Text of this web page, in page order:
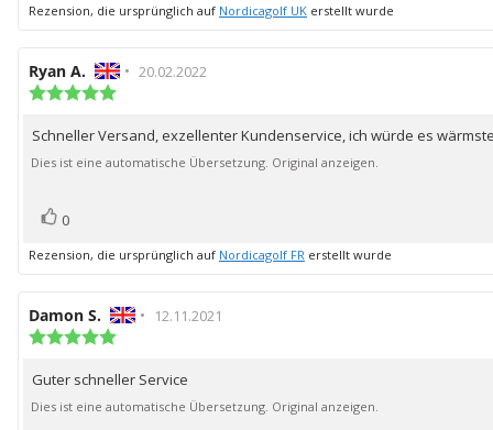
Rezension, die ursprünglich auf Nordicagolf UK erstellt wurde
Autor
der
Ryan A. • Bewertungsdatum:
20.02.2022
5
Sternen
Rezensionstext:
Schneller Versand, exzellenter Kundenservice, ich würde es
Dies ist eine automatische Übersetzung. Original anzeigen.
Stimme
0
Rezension, die ursprünglich auf Nordicagolf FR erstellt wurde
Autor
der
Damon S. • Bewertungsdatum:
12.11.2021
von
5
Sternen
Rezensionstext:
Guter schneller Service
Dies ist eine automatische Übersetzung. Original anzeigen.